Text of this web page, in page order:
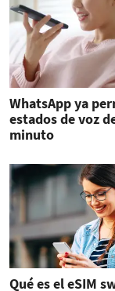
WhatsApp ya
estados de voz
minuto
Qué es el eSIM